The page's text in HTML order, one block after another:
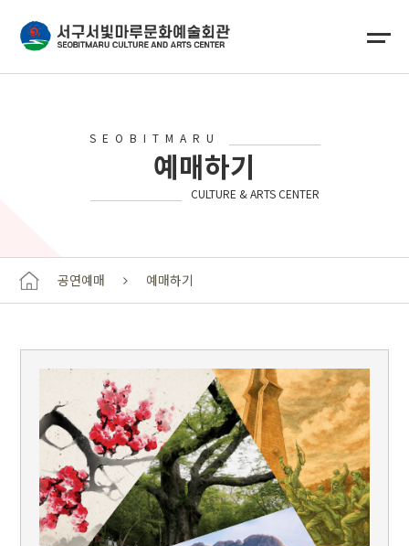
SEOBITMARU
예매하기
CULTURE & ARTS CENTER
공연예매 예매하기